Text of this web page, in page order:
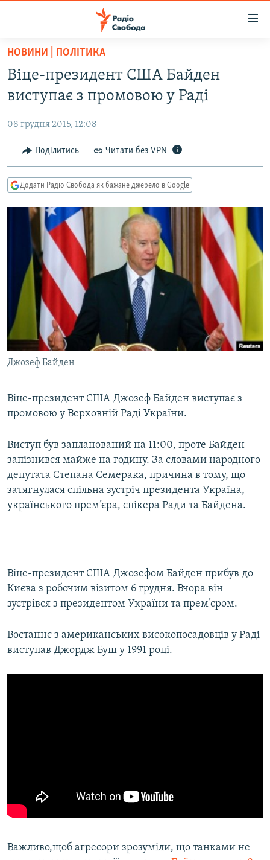
Перейти
основного
матеріалу
Перейти
до
навігації
Перейти
до
ВСЕ ЗА ДОБУ
СТАТТІ
ПОЛІТИКА
ЕКОНОМІКА
КУЛЬТУРА
СПОРТ
УКРАЇНА
СВІТ
ВІЙНА
РОСІЙСЬКА «ФІЛЬТРАЦІЯ»
КРИМ.РЕАЛІЇ
ТИ ЯК?
СХЕМИ
КИТАЙ.ВИКЛИКИ
МУЛЬТИМЕДІА
ФОТО
СПЕЦПРОЄКТИ
ПОДКАСТИ
РУС
УКР
КТАТ
ДОЛУЧАЙСЯ!
НОВИНИ | ПОЛІТИКА
Віце-президент США Байден
виступає з промовою у Раді
08 грудня 2015, 12:08
Поділитись Читати без VPN
Додати Радіо Свобода як бажане джерело в Google
Джозеф Байден
Віце-президент США Джозеф Байден виступає з
промовою у Верховній Раді України.
Виступ був запланований на 11:00, проте Байден
запізнився майже на годину. За словами народного
депутата Степана Семерака, причина в тому, що
затягнулася спільна зустріч президента Україна,
українського прем’єра, спікера Ради та Байдена.
Віце-президент США Джозефом Байден прибув до
Києва з робочим візитом 6 грудня. Вчора він
зустрівся з президентом України та прем’єром.
Востаннє з американських високопосадовців у Раді
виступав Джордж Буш у 1991 році.
Важливо,щоб агресори зрозуміли, що танками не